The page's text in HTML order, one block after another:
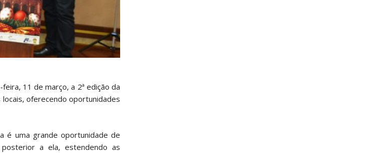
11 de março, a 2ª edição da
oferecendo oportunidades
é uma grande oportunidade de
a ela, estendendo as